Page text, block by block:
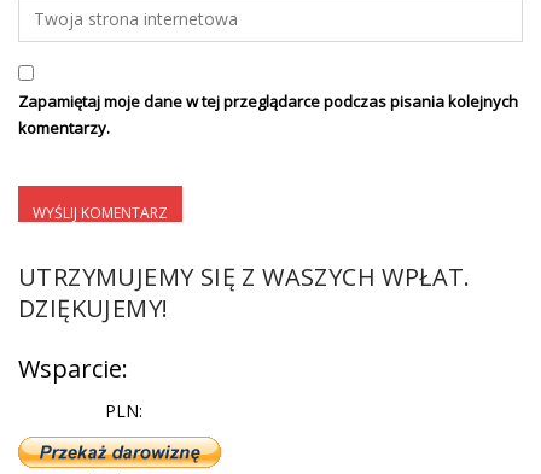
Zapamiętaj moje dane w tej przeglądarce podczas pisania kolejnych
komentarzy.
UTRZYMUJEMY SIĘ Z WASZYCH WPŁAT.
DZIĘKUJEMY!
Wsparcie:
PLN: